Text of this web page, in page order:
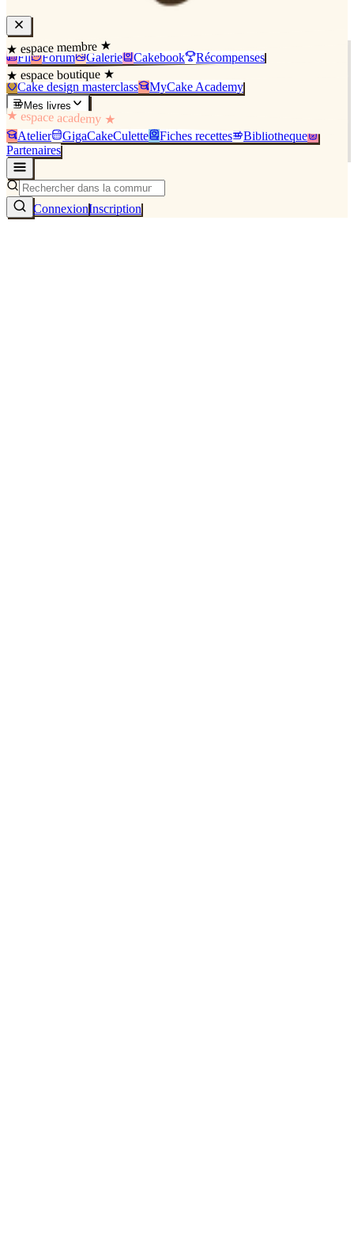
★ espace membre ★
Fil Forum Galerie Cakebook Récompenses
★ espace boutique ★
Cake design masterclass MyCake Academy
Mes livres
★ espace academy ★
Atelier GigaCakeCulette Fiches recettes
Bibliothèque
Partenaires
ConnexionInscription